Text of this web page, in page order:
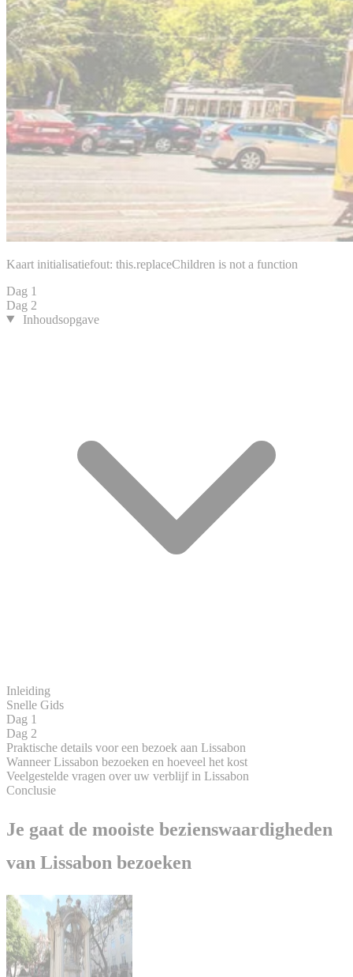
Kaart initialisatiefout: this.replaceChildren is not a function
Dag 1
Dag 2
Inhoudsopgave
Inleiding
Snelle Gids
Dag 1
Dag 2
Praktische details voor een bezoek aan Lissabon
Wanneer Lissabon bezoeken en hoeveel het kost
Veelgestelde vragen over uw verblijf in Lissabon
Conclusie
Je gaat de mooiste bezienswaardigheden
van Lissabon bezoeken